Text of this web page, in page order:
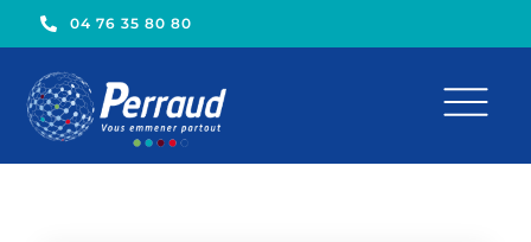
04 76 35 80 80